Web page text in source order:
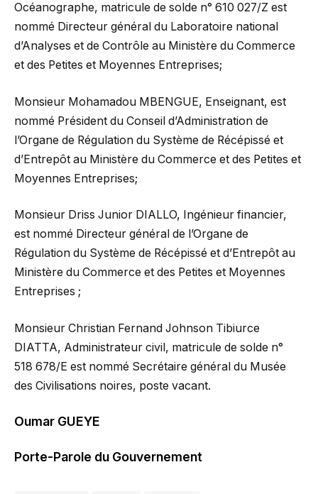
Océanographe, matricule de solde n° 610 027/Z est
nommé Directeur général du Laboratoire national
d’Analyses et de Contrôle au Ministère du Commerce
et des Petites et Moyennes Entreprises;
Monsieur Mohamadou MBENGUE, Enseignant, est
nommé Président du Conseil d’Administration de
l’Organe de Régulation du Système de Récépissé et
d’Entrepôt au Ministère du Commerce et des Petites et
Moyennes Entreprises;
Monsieur Driss Junior DIALLO, Ingénieur financier,
est nommé Directeur général de l’Organe de
Régulation du Système de Récépissé et d’Entrepôt au
Ministère du Commerce et des Petites et Moyennes
Entreprises ;
Monsieur Christian Fernand Johnson Tibiurce
DIATTA, Administrateur civil, matricule de solde n°
518 678/E est nommé Secrétaire général du Musée
des Civilisations noires, poste vacant.
Oumar GUEYE
Porte-Parole du Gouvernement